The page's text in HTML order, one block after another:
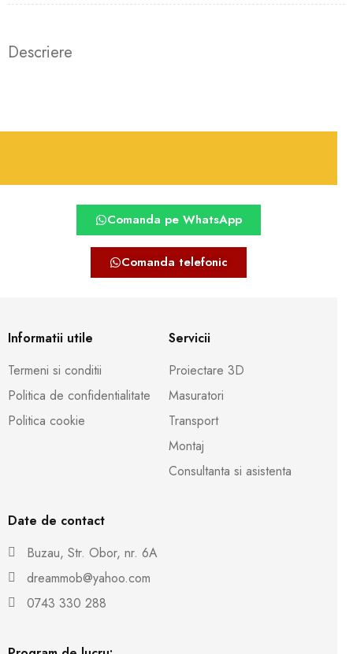
Descriere
Comanda pe WhatsApp
Comanda telefonic
Informatii utile
Termeni si conditii
Politica de confidentialitate
Politica cookie
Servicii
Proiectare 3D
Masuratori
Transport
Montaj
Consultanta si asistenta
Date de contact
Buzau, Str. Obor, nr. 6A
dreammob@yahoo.com
0743 330 288